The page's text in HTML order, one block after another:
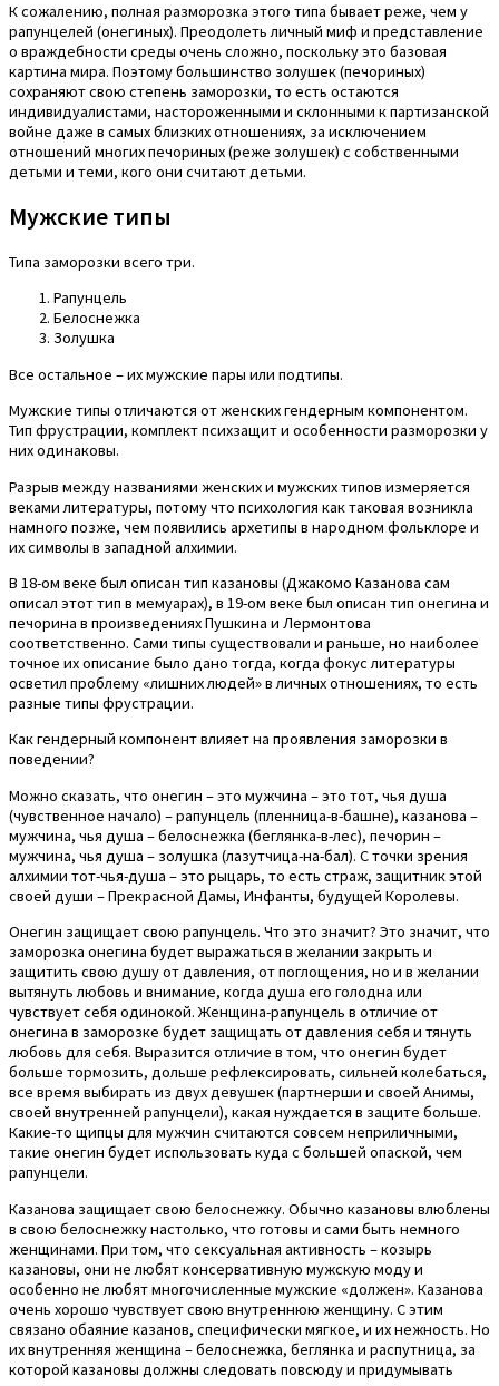
К сожалению, полная разморозка этого типа бывает реже, чем у
рапунцелей (онегиных). Преодолеть личный миф и представление
о враждебности среды очень сложно, поскольку это базовая
картина мира. Поэтому большинство золушек (печориных)
сохраняют свою степень заморозки, то есть остаются
индивидуалистами, настороженными и склонными к партизанской
войне даже в самых близких отношениях, за исключением
отношений многих печориных (реже золушек) с собственными
детьми и теми, кого они считают детьми.
Мужские типы
Типа заморозки всего три.
Рапунцель
Белоснежка
Золушка
Все остальное – их мужские пары или подтипы.
Мужские типы отличаются от женских гендерным компонентом.
Тип фрустрации, комплект психзащит и особенности разморозки у
них одинаковы.
Разрыв между названиями женских и мужских типов измеряется
веками литературы, потому что психология как таковая возникла
намного позже, чем появились архетипы в народном фольклоре и
их символы в западной алхимии.
В 18-ом веке был описан тип казановы (Джакомо Казанова сам
описал этот тип в мемуарах), в 19-ом веке был описан тип онегина и
печорина в произведениях Пушкина и Лермонтова
соответственно. Сами типы существовали и раньше, но наиболее
точное их описание было дано тогда, когда фокус литературы
осветил проблему «лишних людей» в личных отношениях, то есть
разные типы фрустрации.
Как гендерный компонент влияет на проявления заморозки в
поведении?
Можно сказать, что онегин – это мужчина – это тот, чья душа
(чувственное начало) – рапунцель (пленница-в-башне), казанова –
мужчина, чья душа – белоснежка (беглянка-в-лес), печорин –
мужчина, чья душа – золушка (лазутчица-на-бал). С точки зрения
алхимии тот-чья-душа – это рыцарь, то есть страж, защитник этой
своей души – Прекрасной Дамы, Инфанты, будущей Королевы.
Онегин защищает свою рапунцель. Что это значит? Это значит, что
заморозка онегина будет выражаться в желании закрыть и
защитить свою душу от давления, от поглощения, но и в желании
вытянуть любовь и внимание, когда душа его голодна или
чувствует себя одинокой. Женщина-рапунцель в отличие от
онегина в заморозке будет защищать от давления себя и тянуть
любовь для себя. Выразится отличие в том, что онегин будет
больше тормозить, дольше рефлексировать, сильней колебаться,
все время выбирать из двух девушек (партнерши и своей Анимы,
своей внутренней рапунцели), какая нуждается в защите больше.
Какие-то щипцы для мужчин считаются совсем неприличными,
такие онегин будет использовать куда с большей опаской, чем
рапунцели.
Казанова защищает свою белоснежку. Обычно казановы влюблены
в свою белоснежку настолько, что готовы и сами быть немного
женщинами. При том, что сексуальная активность – козырь
казановы, они не любят консервативную мужскую моду и
особенно не любят многочисленные мужские «должен». Казанова
очень хорошо чувствует свою внутреннюю женщину. С этим
связано обаяние казанов, специфически мягкое, и их нежность. Но
их внутренняя женщина – белоснежка, беглянка и распутница, за
которой казановы должны следовать повсюду и придумывать